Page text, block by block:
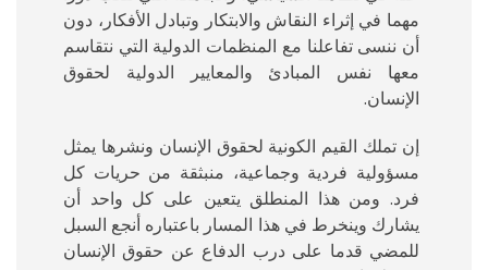
مهما في إثراء النقاش والابتكار وتبادل الأفكار، دون
أن ننسى تفاعلنا مع المنظمات الدولية التي نتقاسم
معها نفس المبادئ والمعايير الدولية لحقوق
الإنسان.
إن تملك القيم الكونية لحقوق الإنسان ونشرها يمثل
مسؤولية فردية وجماعية، منبثقة من حريات كل
فرد. ومن هذا المنطلق يتعين على كل واحد أن
يشارك وينخرط في هذا المسار باعتباره أنجع السبل
للمضي قدما على درب الدفاع عن حقوق الإنسان